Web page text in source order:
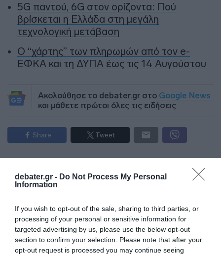
debater.gr - Do Not Process My Personal
Information
If you wish to opt-out of the sale, sharing to third parties, or
processing of your personal or sensitive information for
targeted advertising by us, please use the below opt-out
section to confirm your selection. Please note that after your
opt-out request is processed you may continue seeing
5G παντού, 6G στον ορίζοντα: Πού
βρίσκεται η Ελλάδα στη μεγάλη
τεχνολογική μετάβαση
Ο “χάρτης” των πληρωμών από τον e-
ΕΦΚΑ και τη ΔΥΠΑ έως τις 14 Αυγούστου
Ακολούθησε το debater.gr στο Google News
και μάθετε πρώτοι όλες τις ειδήσεις
Share Tweet
ΣΥΝΤΑΓΜΑΤΙΚΗ ΑΝΑΘΕΩΡΗΣΗ